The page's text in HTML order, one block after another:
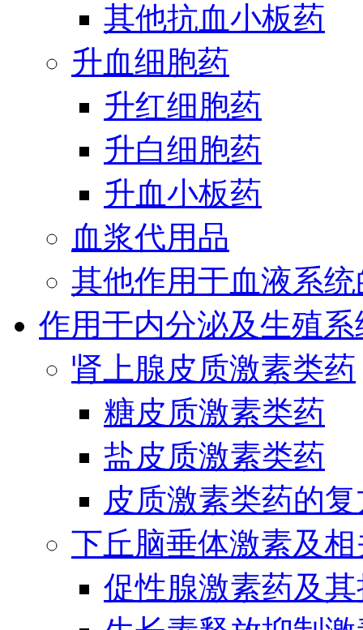
其他抗血小板药
升血细胞药
升红细胞药
升白细胞药
升血小板药
血浆代用品
其他作用于血液系
作用于内分泌及生殖
肾上腺皮质激素类药
糖皮质激素类药
盐皮质激素类药
皮质激素类药的
下丘脑垂体激素及
促性腺激素药及